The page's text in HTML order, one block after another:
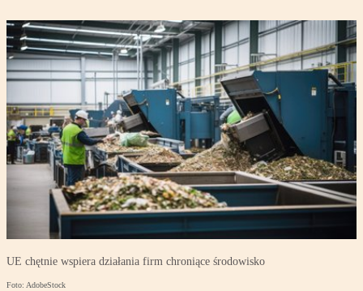
UE chętnie wspiera działania firm chroniące środowisko
Foto: AdobeStock